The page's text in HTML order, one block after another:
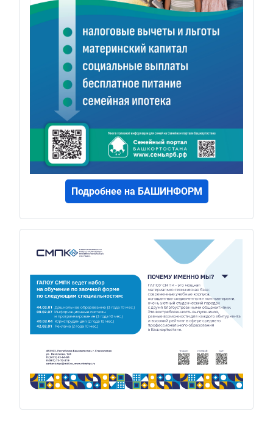
Подробнее на БАШИНФОРМ